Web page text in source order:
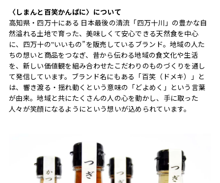
〈しまんと百笑かんぱに〉について
高知県・四万十にある 日本最後の清流「四万十川」の豊かな自
然溢れる土地で育った、美味しくて安心できる天然食を中心
に、四万十の‟いいもの”を販売しているブランド。地域の人た
ちの想いと商品をつなぎ、昔から伝わる地域の食文化や生活
を、新しい価値観を組み合わせたこだわりのものづくりを通し
て発信しています。ブランド名にもある「百笑（ドメキ）」と
は、響き渡る・揺れ動くという意味の「どよめく」という言葉
が由来。地域と共にたくさんの人の心を動かし、手に取った
人々が笑顔になるようにという想いが込められています。